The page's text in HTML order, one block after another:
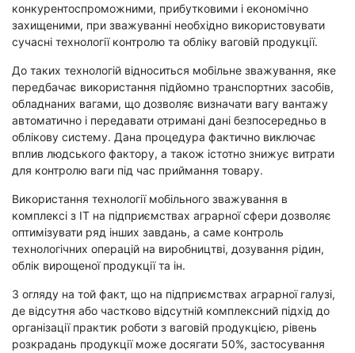
конкурентоспроможними, прибутковими і економічно
захищеними, при зважуванні необхідно використовувати
сучасні технології контролю та обліку ваговій продукції.
До таких технологій відноситься мобільне зважування, яке
передбачає використання підйомно транспортних засобів,
обладнаних вагами, що дозволяє визначати вагу вантажу
автоматично і передавати отримані дані безпосередньо в
облікову систему. Дана процедура фактично виключає
вплив людського фактору, а також істотно знижує витрати
для контролю ваги під час приймання товару.
Використання технології мобільного зважування в
комплексі з ІТ на підприємствах аграрної сфери дозволяє
оптимізувати ряд інших завдань, а саме контроль
технологічних операцій на виробництві, дозування рідин,
облік вирощеної продукції та ін.
З огляду на той факт, що на підприємствах аграрної галузі,
де відсутня або частково відсутній комплексний підхід до
організації практик роботи з ваговій продукцією, рівень
розкрадань продукції може досягати 50%, застосування